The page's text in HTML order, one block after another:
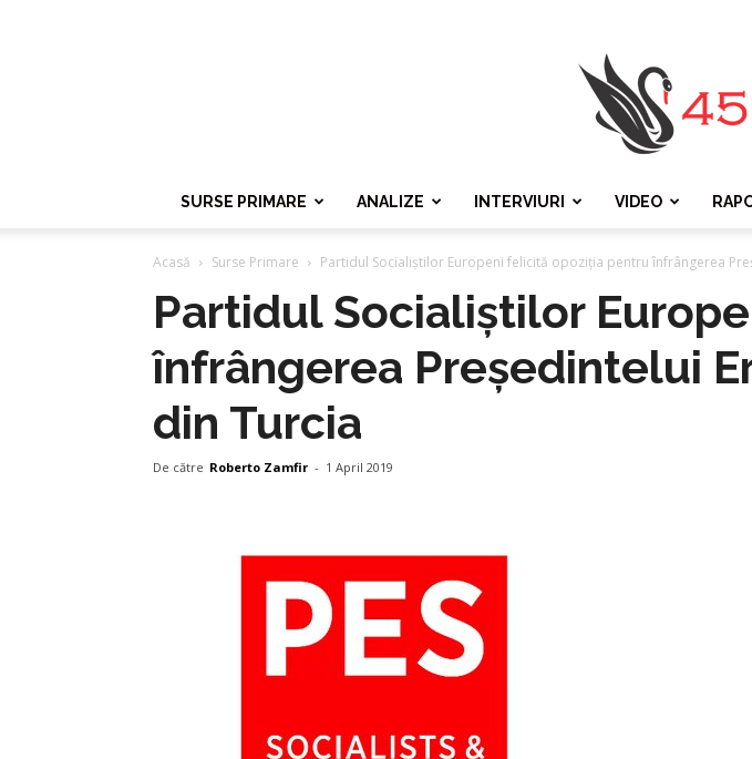
SURSE PRIMARE ANALIZE INTERVIURI VIDEO
Acasă Surse Primare Partidul Socialiștilor Europeni felicită opoziția pentru înfrângerea
Partidul Socialiștilor
înfrângerea Președintelui
din Turcia
De către Roberto Zamfir - 1 April 2019